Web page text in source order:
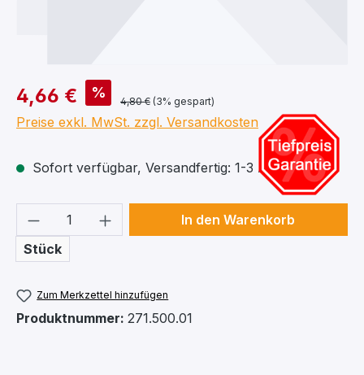
4,66 € %
4,80 € (3% gespart)
Preise exkl. MwSt. zzgl. Versandkosten
Sofort verfügbar, Versandfertig: 1-3 Arbeitstage
Produkt Anzahl: Gib den
Stück
In den Warenkorb
Zum Merkzettel hinzufügen
Produktnummer: 271.500.01